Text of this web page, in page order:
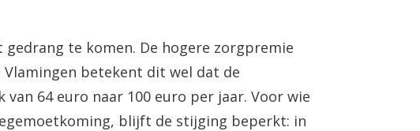
te komen. De hogere zorgpremie
betekent dit wel dat de
64 euro naar 100 euro per jaar. Voor wie
blijft de stijging beperkt: in